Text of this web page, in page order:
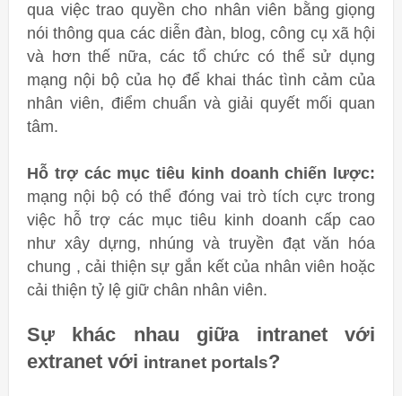
qua việc trao quyền cho nhân viên bằng giọng
nói thông qua các diễn đàn, blog, công cụ xã hội
và hơn thế nữa, các tổ chức có thể sử dụng
mạng nội bộ của họ để khai thác tình cảm của
nhân viên, điểm chuẩn và giải quyết mối quan
tâm.
Hỗ trợ các mục tiêu kinh doanh chiến lược:
mạng nội bộ có thể đóng vai trò tích cực trong
việc hỗ trợ các mục tiêu kinh doanh cấp cao
như xây dựng, nhúng và truyền đạt văn hóa
chung , cải thiện sự gắn kết của nhân viên hoặc
cải thiện tỷ lệ giữ chân nhân viên.
Sự khác nhau giữa intranet với
extranet với intranet portals?